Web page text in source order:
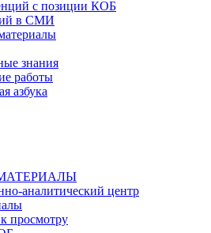
с позиции КОБ
в СМИ
знания
работы
азбука
аналитический центр
просмотру